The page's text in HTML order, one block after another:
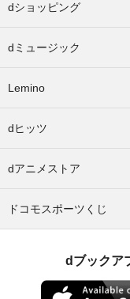
dショッピング
dミュージック
Lemino
dヒッツ
dアニメストア
ドコモスポーツくじ
dブックア